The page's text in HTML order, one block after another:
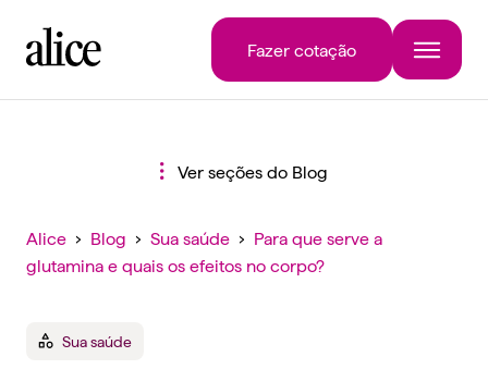
Fazer cotação
Ver seções do Blog
Alice › Blog › Sua saúde › Para que serve a
glutamina e quais os efeitos no corpo?
Sua saúde